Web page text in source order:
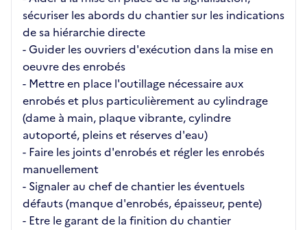
sécuriser les abords du chantier sur les indications
de sa hiérarchie directe
- Guider les ouvriers d'exécution dans la mise en
oeuvre des enrobés
- Mettre en place l'outillage nécessaire aux
enrobés et plus particulièrement au cylindrage
(dame à main, plaque vibrante, cylindre
autoporté, pleins et réserves d'eau)
- Faire les joints d'enrobés et régler les enrobés
manuellement
- Signaler au chef de chantier les éventuels
défauts (manque d'enrobés, épaisseur, pente)
- Etre le garant de la finition du chantier